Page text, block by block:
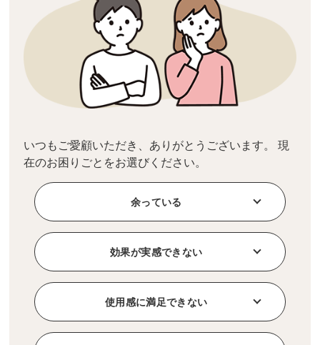
いつもご愛顧いただき、ありがとうございます。 現
在のお困りごとをお選びください。
余っている
効果が実感できない
使用感に満足できない